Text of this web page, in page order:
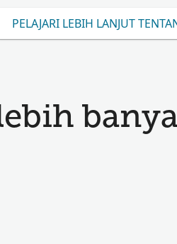
PELAJARI LEBIH LANJUT